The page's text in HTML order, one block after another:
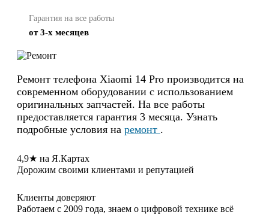
Гарантия на все работы
от 3-х месяцев
Ремонт телефона Xiaomi 14 Pro производится на
современном оборудовании с использованием
оригинальных запчастей. На все работы
предоставляется гарантия 3 месяца. Узнать
подробные условия на ремонт .
4,9★ на Я.Картах
Дорожим своими клиентами и репутацией
Клиенты доверяют
Работаем с 2009 года, знаем о цифровой технике всё